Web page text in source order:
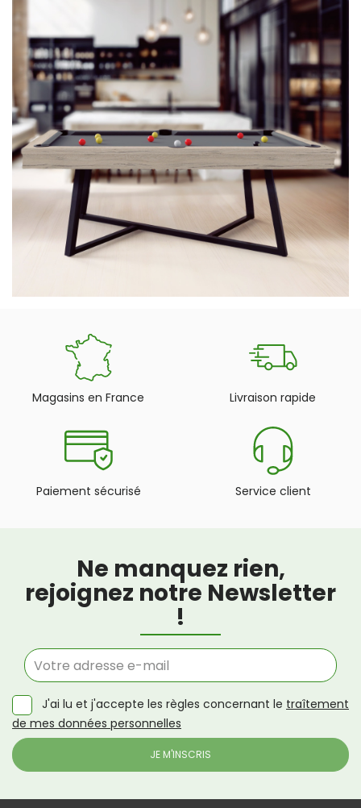
Magasins en France Livraison rapide
Paiement sécurisé Service client
Ne manquez rien,
rejoignez notre Newsletter
!
J'ai lu et j'accepte les règles concernant le traîtement
de mes données personnelles